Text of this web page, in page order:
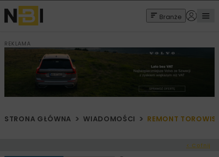
Branże
REKLAMA
STRONA GŁÓWNA WIADOMOŚCI REMONT
< Cofnij